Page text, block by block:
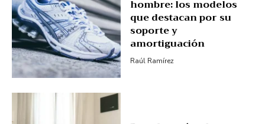
hombre: los modelos
que destacan por su
soporte y
amortiguación
Raúl Ramírez